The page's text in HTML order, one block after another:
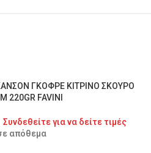
ΓΚΟΦΡΕ ΚΙΤΡΙΝΟ ΣΚΟΥΡΟ
220GR FAVINI
Συνδεθείτε για να δείτε τιμές
απόθεμα